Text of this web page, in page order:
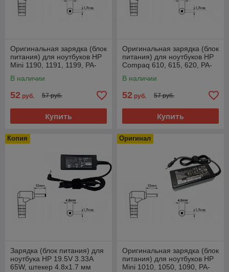
Оригинальная зарядка (блок
питания) для ноутбуков HP
Mini 1190, 1191, 1199, PA-
4.8x1.7мм
В наличии
52 руб. 57 руб.
Купить
Оригинальная зарядка (блок
питания) для ноутбуков HP
Compaq 610, 615, 620, PA-
4.8x1.7мм
В наличии
52 руб. 57 руб.
Купить
Копия
Зарядка (блок питания) для
ноутбука HP 19.5V 3.33A
65W, штекер 4.8x1.7 мм
Оригинал
Оригинальная зарядка (блок
питания) для ноутбуков HP
Mini 1010, 1050, 1090, PA-